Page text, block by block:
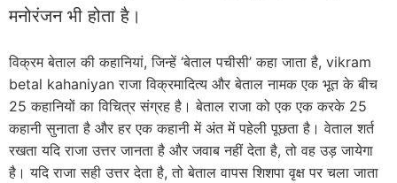
मनोरंजन भी होता है।
विक्रम बेताल की कहानियां, जिन्हें ‘बेताल पचीसी’ कहा जाता है, vikram
betal kahaniyan राजा विक्रमादित्य और बेताल नामक एक भूत के बीच
25 कहानियों का विचित्र संग्रह है। बेताल राजा को एक एक करके 25
कहानी सुनाता है और हर एक कहानी में अंत में पहेली पूछता है। वेताल शर्त
रखता यदि राजा उत्तर जानता है और जवाब नहीं देता है, तो वह उड़ जायेगा
है। यदि राजा सही उत्तर देता है, तो बेताल वापस शिशपा वृक्ष पर चला जाता